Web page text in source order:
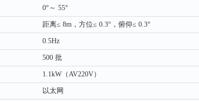
0°～ 55°
距离≤ 8m，方位≤ 0.3°，俯仰≤ 0.3°
0.5Hz
500 批
1.1kW（AV220V）
以太网